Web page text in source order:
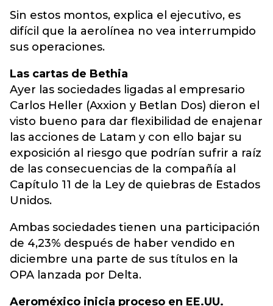
Sin estos montos, explica el ejecutivo, es
difícil que la aerolínea no vea interrumpido
sus operaciones.
Las cartas de Bethia
Ayer las sociedades ligadas al empresario
Carlos Heller (Axxion y Betlan Dos) dieron el
visto bueno para dar flexibilidad de enajenar
las acciones de Latam y con ello bajar su
exposición al riesgo que podrían sufrir a raíz
de las consecuencias de la compañía al
Capítulo 11 de la Ley de quiebras de Estados
Unidos.
Ambas sociedades tienen una participación
de 4,23% después de haber vendido en
diciembre una parte de sus títulos en la
OPA lanzada por Delta.
Aeroméxico inicia proceso en EE.UU.